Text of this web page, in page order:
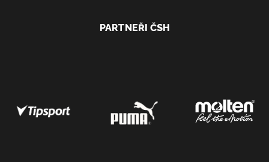
PARTNEŘI ČSH